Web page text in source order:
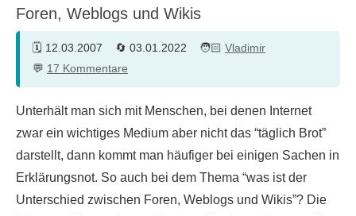
Foren, Weblogs und Wikis
12.03.2007 03.01.2022
Vladimir
17 Kommentare
Unterhält man sich mit Menschen, bei denen Internet
zwar ein wichtiges Medium aber nicht das “täglich Brot”
darstellt, dann kommt man häufiger bei einigen Sachen in
Erklärungsnot. So auch bei dem Thema “was ist der
Unterschied zwischen Foren, Weblogs und Wikis”? Die